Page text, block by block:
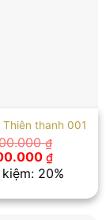
Thiên thanh 001
₫
₫Giá
hiện
tại
800.000
20%